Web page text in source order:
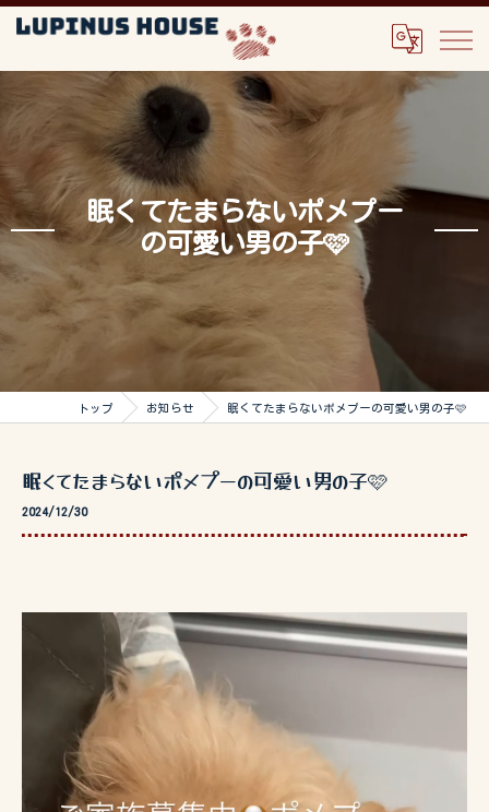
眠くてたまらないポメプー
の可愛い男の子🩷
トップ お知らせ 眠くてたまらないポメプーの可愛い男の子🩷
眠くてたまらないポメプーの可愛い男の子🩷
2024/12/30